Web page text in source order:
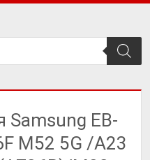
Samsung EB-
M52 5G /A23